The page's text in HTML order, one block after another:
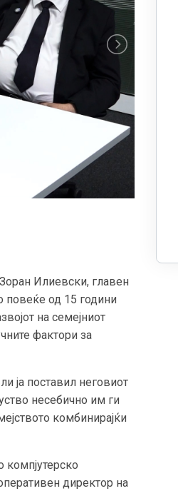
Илиевски, главен
повеќе од 15 години
на семејниот
фактори за
ја поставил неговиот
несебично им ги
комбинирајќи
компјутерско
директор на